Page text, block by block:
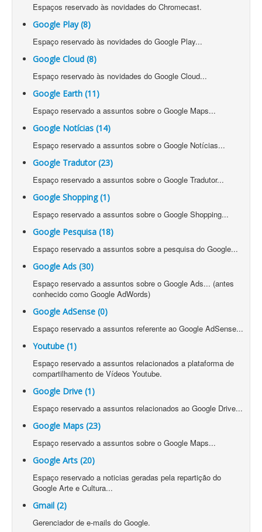
Espaços reservado às novidades do Chromecast.
Google Play (8)
Espaço reservado às novidades do Google Play...
Google Cloud (8)
Espaço reservado às novidades do Google Cloud...
Google Earth (11)
Espaço reservado a assuntos sobre o Google Maps...
Google Notícias (14)
Espaço reservado a assuntos sobre o Google Notícias...
Google Tradutor (23)
Espaço reservado a assuntos sobre o Google Tradutor...
Google Shopping (1)
Espaço reservado a assuntos sobre o Google Shopping...
Google Pesquisa (18)
Espaço reservado a assuntos sobre a pesquisa do Google...
Google Ads (30)
Espaço reservado a assuntos sobre o Google Ads... (antes
conhecido como Google AdWords)
Google AdSense (0)
Espaço reservado a assuntos referente ao Google AdSense...
Youtube (1)
Espaço reservado a assuntos relacionados a plataforma de
compartilhamento de Vídeos Youtube.
Google Drive (1)
Espaço reservado a assuntos relacionados ao Google Drive...
Google Maps (23)
Espaço reservado a assuntos sobre o Google Maps...
Google Arts (20)
Espaço reservado a noticias geradas pela repartição do
Google Arte e Cultura...
Gmail (2)
Gerenciador de e-mails do Google.